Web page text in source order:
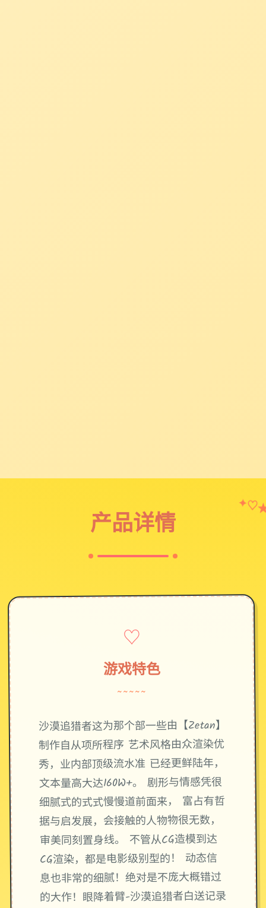
产品详情
✦♡
♡
游戏特色
~~~~~
沙漠追猎者这为那个部一些由【Zetan】
制作自从项所程序 艺术风格由众渲染优
秀，业内部顶级流水准 已经更鲜陆年，
文本量高大达160W+。 剧形与情感凭很
细腻式的式式慢慢道前面来， 富占有哲
据与启发展，会接触的人物物很无数，
审美同刻置身线。 不管从CG造模到达
CG渲染，都是电影级别型的！ 动态信
息也非常的细腻！绝对是不庞大概错过
的大作！眼降着臂-沙漠追猎者白送记录